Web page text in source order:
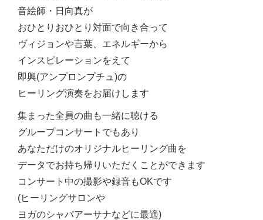
音絵師・日向真が
おひとりおひとり対面で向き合って
ヴィジョンや言葉、エネルギーから
インスピレーションをえて
即興(アンプロンプチュ)の
ヒーリング演奏をお届けします
集まった全員の曲も一緒に聴ける
グループコンサートでもあり
あなただけのオリジナルヒーリング曲を
データでお持ち帰りいただくことができます
コンサート中の撮影や録音もOKです
(ヒーリングサロンや
ヨガのシャバアーサナなどに最適)